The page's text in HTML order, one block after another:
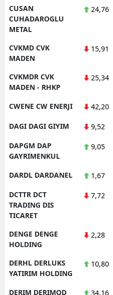
CUSAN
CUHADAROGLU
METAL
24,76
CVKMD CVK
MADEN
15,91
CVKMDR CVK
MADEN - RHKP
25,34
CWENE CW ENERJI 42,20
DAGI DAGI GIYIM 9,52
DAPGM DAP
GAYRIMENKUL
9,05
DARDL DARDANEL 1,67
DCTTR DCT
TRADING DIS
TICARET
7,72
DENGE DENGE
HOLDING
2,28
DERHL DERLUKS
YATIRIM HOLDING
10,80
DERIM DERIMOD 34,16